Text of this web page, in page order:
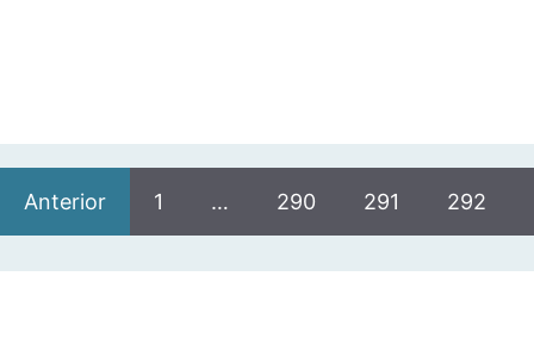
Anterior 1 … 290 291 292